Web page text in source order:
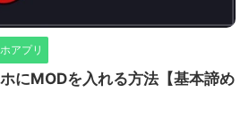
アプリ
にMODを入れる方法【基本諦め